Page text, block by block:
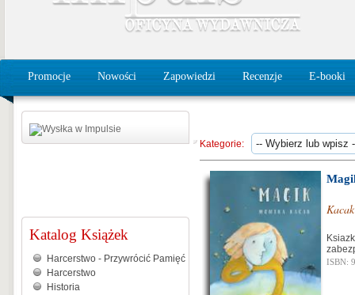
Promocje Nowości Zapowiedzi Recenzje E-booki
Katalog Książek
Harcerstwo - Przywrócić Pamięć
Harcerstwo
Historia
Kategorie:
ISBN: